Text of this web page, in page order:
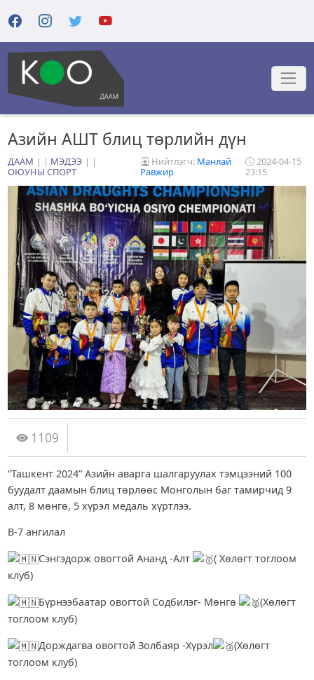
Азийн АШТ блиц төрлийн дүн
ДААМ | МЭДЭЭ
|
ОЮУНЫ СПОРТ
Нийтлэгч: Манлай
Равжир
2024-04-15
23:15
1109
“Ташкент 2024” Азийн аварга шалгаруулах тэмцээний 100
буудалт даамын блиц төрлөөс Монголын баг тамирчид 9
алт, 8 мөнгө, 5 хүрэл медаль хүртлээ.
В-7 ангилал
Сэнгэдорж овогтой Ананд -Алт
( Хөлөгт тоглоом
клуб)
Бүрнээбаатар овогтой Содбилэг- Мөнгө
(Хөлөгт
тоглоом клуб)
Дорждагва овогтой Золбаяр -Хүрэл
(Хөлөгт
тоглоом клуб)